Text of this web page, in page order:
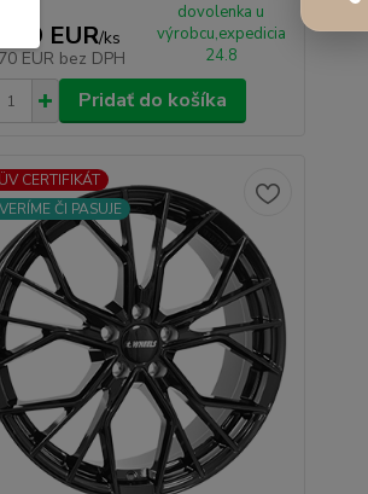
EUR/ks
EUR bez DPH
dovolenka u
výrobcu,expedicia
24.8
Pridať do košíka
CERTIFIKÁT
ČI PASUJE